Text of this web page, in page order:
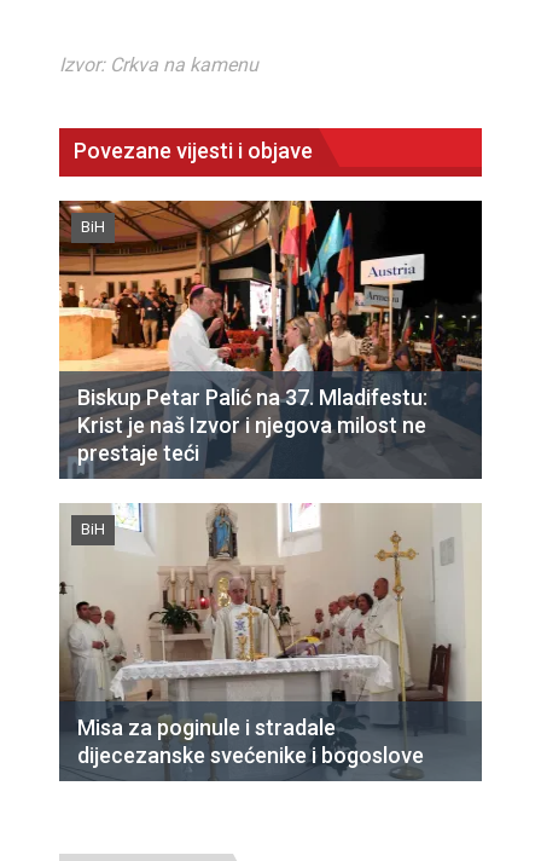
Izvor: Crkva na kamenu
Povezane vijesti i objave
BiH
Biskup Petar Palić na 37. Mladifestu:
Krist je naš Izvor i njegova milost ne
prestaje teći
BiH
Misa za poginule i stradale
dijecezanske svećenike i bogoslove